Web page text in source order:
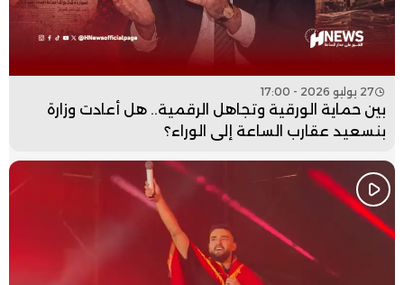
27 يوليو 2026 - 17:00
بين حماية الورقية وتجاهل الرقمية.. هل أعادت وزارة
بنسعيد عقارب الساعة إلى الوراء؟